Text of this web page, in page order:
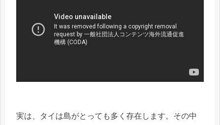
実は、タイは島がとっても多く存在します。その中